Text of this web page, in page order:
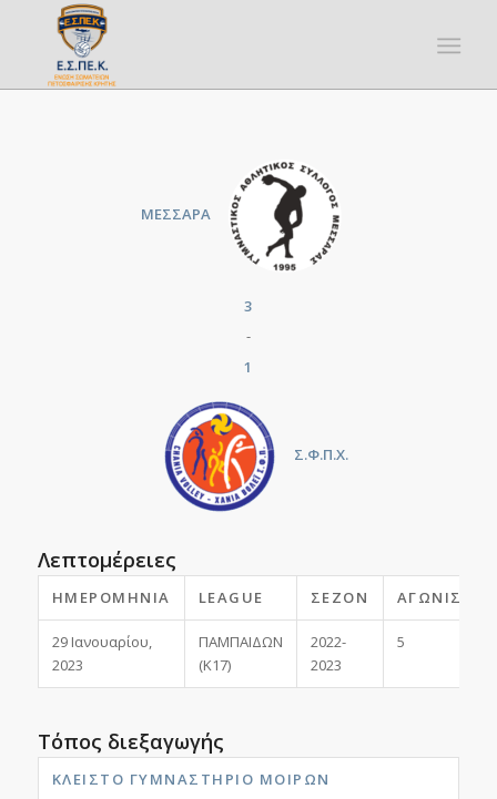
ΜΕΣΣΑΡΑ
3
-
1
Σ.Φ.Π.Χ.
Λεπτομέρειες
ΗΜΕΡΟΜΗΝΊΑ LEAGUE ΣΕΖΌΝ
29 Ιανουαρίου,
2023
ΠΑΜΠΑΙΔΩΝ
(Κ17)
2022-
2023
5
Τόπος διεξαγωγής
ΚΛΕΙΣΤΌ ΓΥΜΝΑΣΤΉΡΙΟ ΜΟΙΡΏΝ